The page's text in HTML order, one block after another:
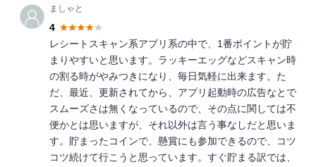
ましゃと
4
レシートスキャン系アプリ系の中で、1番ポイントが貯
まりやすいと思います。ラッキーエッグなどスキャン時
の割る時がやみつきになり、毎日気軽に出来ます。た
だ、最近、更新されてから、アプリ起動時の広告なとで
スムーズさは無くなっているので、その点に関しては不
便かとは思いますが、それ以外は言う事なしだと思いま
す。貯まったコインで、懸賞にも参加できるので、コツ
コツ続けて行こうと思っています。すぐ貯まる訳では、